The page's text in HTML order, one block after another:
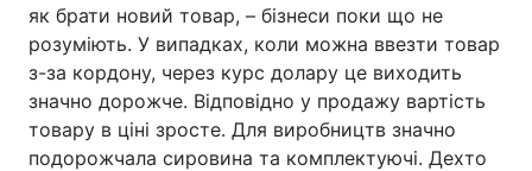
як брати новий товар, – бізнеси поки що не
розуміють. У випадках, коли можна ввезти товар
з-за кордону, через курс долару це виходить
значно дорожче. Відповідно у продажу вартість
товару в ціні зросте. Для виробництв значно
подорожчала сировина та комплектуючі. Дехто